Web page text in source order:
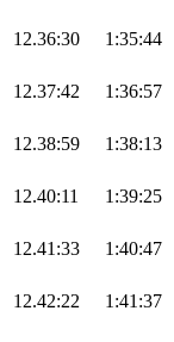
12.36:30 1:35:44
12.37:42 1:36:57
12.38:59 1:38:13
12.40:11 1:39:25
12.41:33 1:40:47
12.42:22 1:41:37